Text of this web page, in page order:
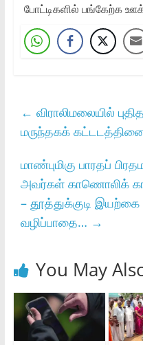
போட்டிகளில் பங்கேற்க
← விராலிமலையில்‌
மருந்தகக்‌
மாண்புமிகு பாரதப்‌
அவர்கள்‌ காணொலிக்‌
– தூத்துக்குடி இயற்கை
வழிப்பாதை… →
You May